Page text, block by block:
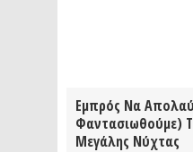
Εμπρός Να
Φαντασιωθούμε)
Μεγάλης Νύχτας